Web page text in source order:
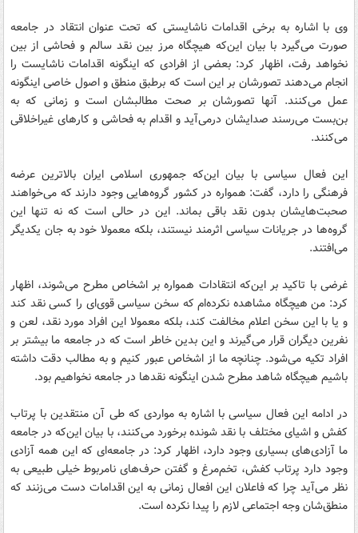
وی با اشاره به برخی اقدامات ناشایستی که تحت عنوان انتقاد در جامعه
صورت می‌گیرد با بیان این‌که هیچگاه مرز بین نقد سالم و فحاشی از بین
نخواهد رفت، اظهار کرد: بعضی از افرادی که اینگونه اقدامات ناشایست را
انجام می‌دهند تصورشان بر این است که برطبق منطق و اصول خاصی اینگونه
عمل می‌کنند. آنها تصورشان بر صحت مطالبشان است و زمانی که به
بن‌بست می‌رسند صدایشان درمی‌آید و اقدام به فحاشی و کارهای غیراخلاقی
می‌کنند.
این فعال سیاسی با بیان این‌که جمهوری اسلامی ایران بالاترین عرضه
فرهنگی را دارد، گفت: همواره در کشور گروه‌هایی وجود دارند که می‌خواهند
صحبت‌هایشان بدون نقد باقی بماند. این در حالی است که نه تنها این
گروه‌ها در جریانات سیاسی اثرمند نیستند، بلکه معمولا خود به جان یکدیگر
می‌افتند.
غرضی با تاکید بر این‌که انتقادات همواره بر اشخاص مطرح می‌شوند، اظهار
کرد: من هیچگاه مشاهده نکرده‌ام که سخن سیاسی قوی‌ای را کسی نقد کند
و یا با این سخن اعلام مخالفت کند، بلکه معمولا این افراد مورد نقد، لعن و
نفرین دیگران قرار می‌گیرند و این بدین خاطر است که در جامعه ما بیشتر بر
افراد تکیه می‌شود. چنانچه ما از اشخاص عبور کنیم و به مطالب دقت داشته
باشیم هیچگاه شاهد مطرح شدن اینگونه نقد‌ها در جامعه نخواهیم بود.
در ادامه این فعال سیاسی با اشاره به مواردی که طی آن منتقدین با پرتاب
کفش و اشیای مختلف با نقد شونده برخورد می‌کنند، با بیان این‌که در جامعه
ما آزادی‌های بسیاری وجود دارد، اظهار کرد: در جامعه‌ای که این همه آزادی
وجود دارد پرتاب کفش، تخم‌مرغ و گفتن حرف‌های نامربوط خیلی طبیعی به
نظر می‌آید چرا که فاعلان این افعال زمانی به این اقدامات دست می‌زنند که
منطق‌شان وجه اجتماعی لازم را پیدا نکرده است.